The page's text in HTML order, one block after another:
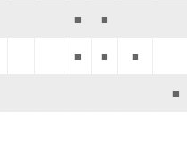
■
■
■ ■
■
■